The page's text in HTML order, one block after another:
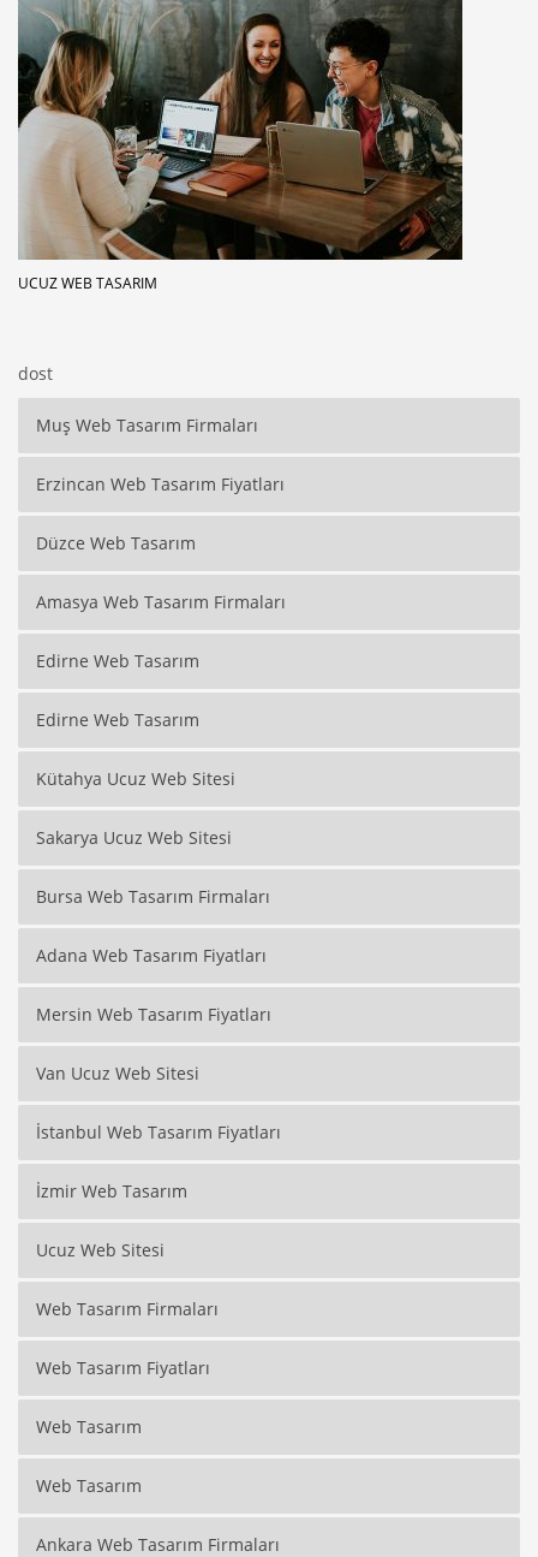
UCUZ WEB TASARIM
dost
Muş Web Tasarım Firmaları
Erzincan Web Tasarım Fiyatları
Düzce Web Tasarım
Amasya Web Tasarım Firmaları
Edirne Web Tasarım
Edirne Web Tasarım
Kütahya Ucuz Web Sitesi
Sakarya Ucuz Web Sitesi
Bursa Web Tasarım Firmaları
Adana Web Tasarım Fiyatları
Mersin Web Tasarım Fiyatları
Van Ucuz Web Sitesi
İstanbul Web Tasarım Fiyatları
İzmir Web Tasarım
Ucuz Web Sitesi
Web Tasarım Firmaları
Web Tasarım Fiyatları
Web Tasarım
Web Tasarım
Ankara Web Tasarım Firmaları